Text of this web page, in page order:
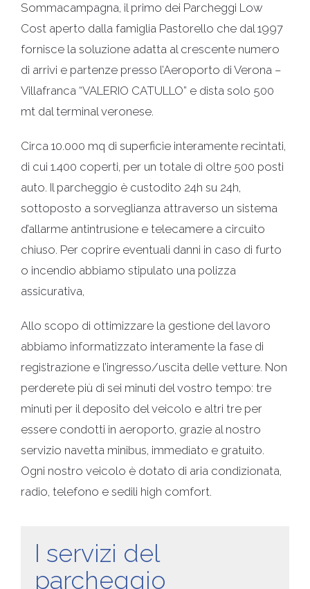
Sommacampagna, il primo dei Parcheggi Low
Cost aperto dalla famiglia Pastorello che dal 1997
fornisce la soluzione adatta al crescente numero
di arrivi e partenze presso l’Aeroporto di Verona –
Villafranca “VALERIO CATULLO” e dista solo 500
mt dal terminal veronese.
Circa 10.000 mq di superficie interamente recintati,
di cui 1.400 coperti, per un totale di oltre 500 posti
auto. Il parcheggio è custodito 24h su 24h,
sottoposto a sorveglianza attraverso un sistema
d’allarme antintrusione e telecamere a circuito
chiuso. Per coprire eventuali danni in caso di furto
o incendio abbiamo stipulato una polizza
assicurativa,
Allo scopo di ottimizzare la gestione del lavoro
abbiamo informatizzato interamente la fase di
registrazione e l’ingresso/uscita delle vetture. Non
perderete più di sei minuti del vostro tempo: tre
minuti per il deposito del veicolo e altri tre per
essere condotti in aeroporto, grazie al nostro
servizio navetta minibus, immediato e gratuito.
Ogni nostro veicolo è dotato di aria condizionata,
radio, telefono e sedili high comfort.
I servizi del
parcheggio